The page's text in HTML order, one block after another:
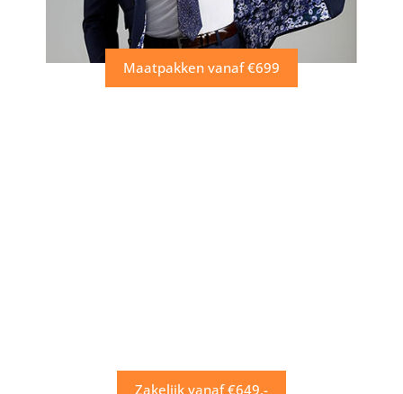
Maatpakken vanaf €699
Zakelijk vanaf €649,-